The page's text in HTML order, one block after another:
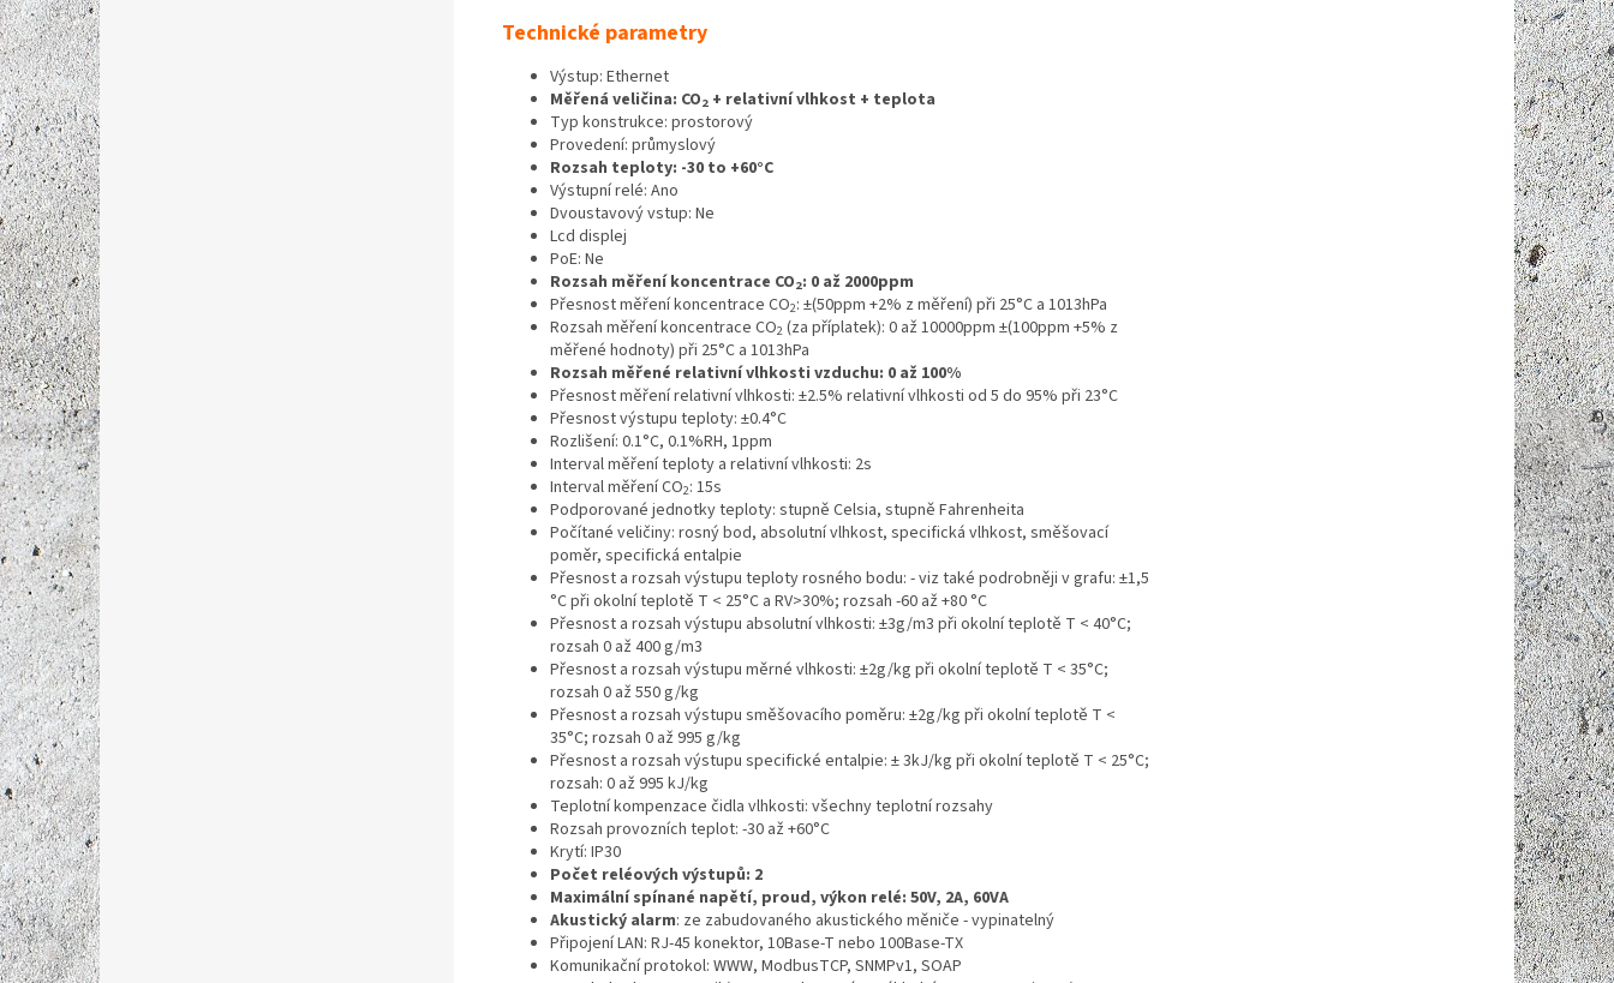
Technické parametry
Výstup: Ethernet
Měřená veličina: CO2 + relativní vlhkost + teplota
Typ konstrukce: prostorový
Provedení: průmyslový
Rozsah teploty: -30 to +60°C
Výstupní relé: Ano
Dvoustavový vstup: Ne
Lcd displej
PoE: Ne
Rozsah měření koncentrace CO2: 0 až 2000ppm
Přesnost měření koncentrace CO2: ±(50ppm +2% z měření) při 25°C a 1013hPa
Rozsah měření koncentrace CO2 (za příplatek): 0 až 10000ppm ±(100ppm +5% z
měřené hodnoty) při 25°C a 1013hPa
Rozsah měřené relativní vlhkosti vzduchu: 0 až 100%
Přesnost měření relativní vlhkosti: ±2.5% relativní vlhkosti od 5 do 95% při 23°C
Přesnost výstupu teploty: ±0.4°C
Rozlišení: 0.1°C, 0.1%RH, 1ppm
Interval měření teploty a relativní vlhkosti: 2s
Interval měření CO2: 15s
Podporované jednotky teploty: stupně Celsia, stupně Fahrenheita
Počítané veličiny: rosný bod, absolutní vlhkost, specifická vlhkost, směšovací
poměr, specifická entalpie
Přesnost a rozsah výstupu teploty rosného bodu: - viz také podrobněji v grafu: ±1,5
°C při okolní teplotě T < 25°C a RV>30%; rozsah -60 až +80 °C
Přesnost a rozsah výstupu absolutní vlhkosti: ±3g/m3 při okolní teplotě T < 40°C;
rozsah 0 až 400 g/m3
Přesnost a rozsah výstupu měrné vlhkosti: ±2g/kg při okolní teplotě T < 35°C;
rozsah 0 až 550 g/kg
Přesnost a rozsah výstupu směšovacího poměru: ±2g/kg při okolní teplotě T <
35°C; rozsah 0 až 995 g/kg
Přesnost a rozsah výstupu specifické entalpie: ± 3kJ/kg při okolní teplotě T < 25°C;
rozsah: 0 až 995 kJ/kg
Teplotní kompenzace čidla vlhkosti: všechny teplotní rozsahy
Rozsah provozních teplot: -30 až +60°C
Krytí: IP30
Počet reléových výstupů: 2
Maximální spínané napětí, proud, výkon relé: 50V, 2A, 60VA
Akustický alarm: ze zabudovaného akustického měniče - vypinatelný
Připojení LAN: RJ-45 konektor, 10Base-T nebo 100Base-TX
Komunikační protokol: WWW, ModbusTCP, SNMPv1, SOAP